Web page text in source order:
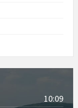
10:09